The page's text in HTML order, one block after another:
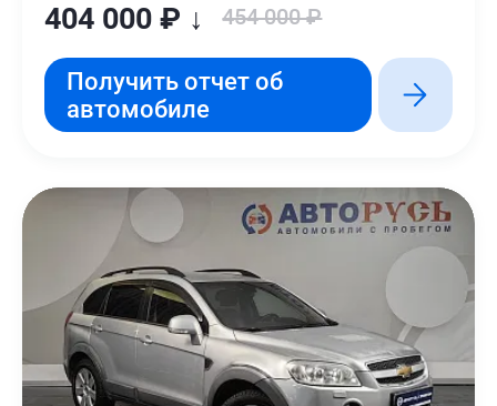
404 000 ₽ ↓ 454 000 ₽
Получить отчет об
автомобиле